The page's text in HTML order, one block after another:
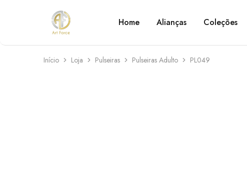
Art
Force
Semijoias
personalizadas
Home Alianças Coleções
Início Loja Pulseiras Pulseiras Adulto PL049